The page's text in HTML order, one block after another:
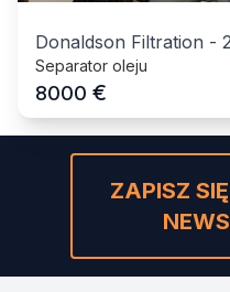
Donaldson Filtration -
Separator oleju
8000 €
ZAPISZ